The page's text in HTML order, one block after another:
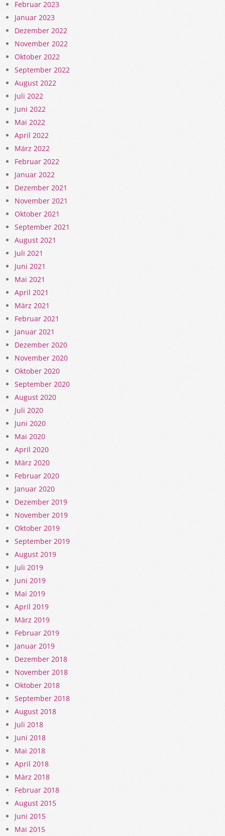
Februar 2023
Januar 2023
Dezember 2022
November 2022
Oktober 2022
September 2022
August 2022
Juli 2022
Juni 2022
Mai 2022
April 2022
März 2022
Februar 2022
Januar 2022
Dezember 2021
November 2021
Oktober 2021
September 2021
August 2021
Juli 2021
Juni 2021
Mai 2021
April 2021
März 2021
Februar 2021
Januar 2021
Dezember 2020
November 2020
Oktober 2020
September 2020
August 2020
Juli 2020
Juni 2020
Mai 2020
April 2020
März 2020
Februar 2020
Januar 2020
Dezember 2019
November 2019
Oktober 2019
September 2019
August 2019
Juli 2019
Juni 2019
Mai 2019
April 2019
März 2019
Februar 2019
Januar 2019
Dezember 2018
November 2018
Oktober 2018
September 2018
August 2018
Juli 2018
Juni 2018
Mai 2018
April 2018
März 2018
Februar 2018
August 2015
Juni 2015
Mai 2015